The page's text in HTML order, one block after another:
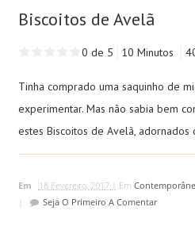
Biscoitos de Avelã
0 de 5 10 Minutos
Tinha comprado uma saquinho de
experimentar. Mas não sabia bem
estes Biscoitos de Avelã, adornados
Em 18 Fevereiro, 2017 | Em
Seja O Primeiro A Comentar